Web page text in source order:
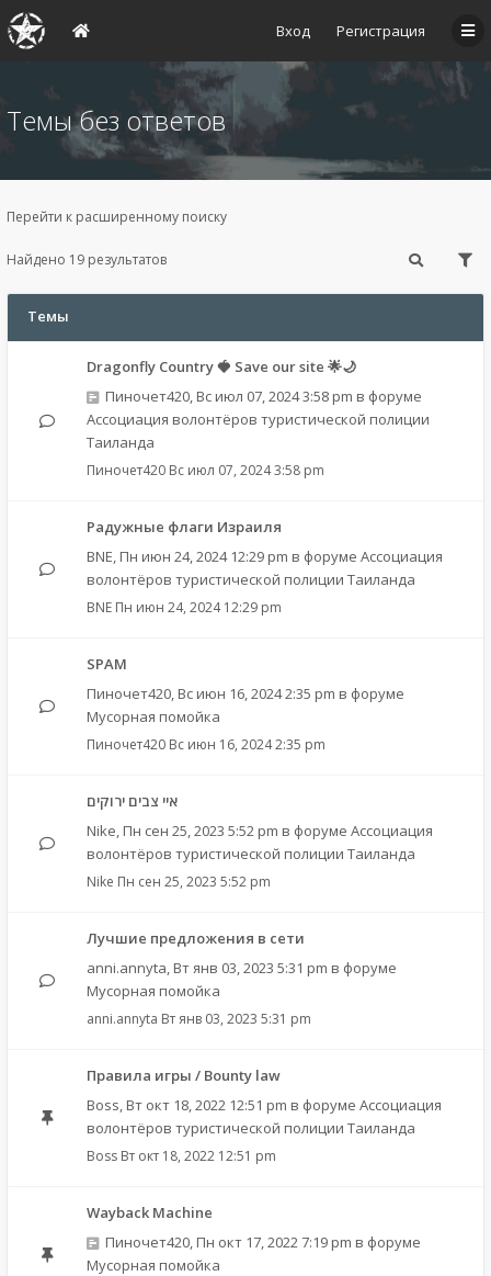
Вход Регистрация
Темы без ответов
Перейти к расширенному поиску
Найдено 19 результатов
Темы
Dragonfly Country 🍓 Save our site 🌟🌙
Пиночет420, Вс июл 07, 2024 3:58 pm в форуме
Ассоциация волонтёров туристической полиции
Таиланда
Пиночет420 Вс июл 07, 2024 3:58 pm
Радужные флаги Израиля
BNE, Пн июн 24, 2024 12:29 pm в форуме Ассоциация
волонтёров туристической полиции Таиланда
BNE Пн июн 24, 2024 12:29 pm
SPAM
Пиночет420, Вс июн 16, 2024 2:35 pm в форуме
Мусорная помойка
Пиночет420 Вс июн 16, 2024 2:35 pm
איי צבים ירוקים
Nike, Пн сен 25, 2023 5:52 pm в форуме Ассоциация
волонтёров туристической полиции Таиланда
Nike Пн сен 25, 2023 5:52 pm
Лучшие предложения в сети
anni.annyta, Вт янв 03, 2023 5:31 pm в форуме
Мусорная помойка
anni.annyta Вт янв 03, 2023 5:31 pm
Правила игры / Bounty law
Boss, Вт окт 18, 2022 12:51 pm в форуме Ассоциация
волонтёров туристической полиции Таиланда
Boss Вт окт 18, 2022 12:51 pm
Wayback Machine
Пиночет420, Пн окт 17, 2022 7:19 pm в форуме
Мусорная помойка